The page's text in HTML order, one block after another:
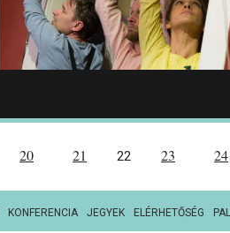
20 21 22 23 24
KONFERENCIA JEGYEK ELÉRHETŐSÉG